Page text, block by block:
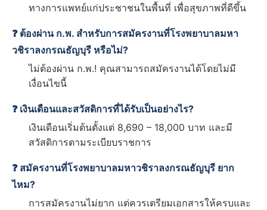
ทางการแพทย์แก่ประชาชนในพื้นที่ เพื่อสุขภาพที่ดีขึ้น
❓ ต้องผ่าน ก.พ. สำหรับการสมัครงานที่โรงพยาบาลมหา
วชิราลงกรณธัญบุรี หรือไม่?
ไม่ต้องผ่าน ก.พ.! คุณสามารถสมัครงานได้โดยไม่มี
เงื่อนไขนี้
❓ เงินเดือนและสวัสดิการที่ได้รับเป็นอย่างไร?
เงินเดือนเริ่มต้นตั้งแต่ 8,690 – 18,000 บาท และมี
สวัสดิการตามระเบียบราชการ
❓ สมัครงานที่โรงพยาบาลมหาวชิราลงกรณธัญบุรี ยาก
ไหม?
การสมัครงานไม่ยาก แต่ควรเตรียมเอกสารให้ครบและ